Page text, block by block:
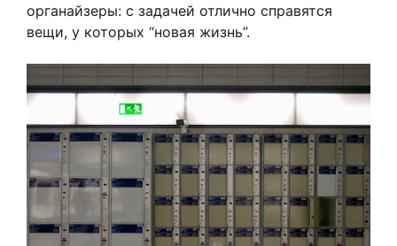
органайзеры: с задачей отлично справятся
вещи, у которых “новая жизнь”.